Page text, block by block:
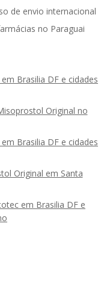
de envio internacional
no Paraguai
Brasilia DF e cidades
Original no
Brasilia DF e cidades
Original em Santa
em Brasilia DF e